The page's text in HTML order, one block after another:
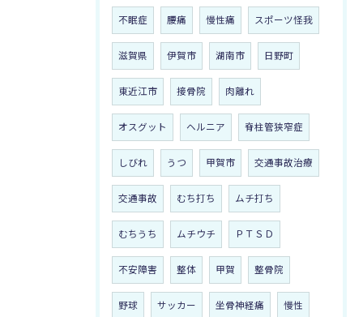
不眠症 腰痛 慢性痛 スポーツ怪我
滋賀県 伊賀市 湖南市 日野町
東近江市 接骨院 肉離れ
オスグット ヘルニア 脊柱管狭窄症
しびれ うつ 甲賀市 交通事故治療
交通事故 むち打ち ムチ打ち
むちうち ムチウチ ＰＴＳＤ
不安障害 整体 甲賀 整骨院
野球 サッカー 坐骨神経痛 慢性